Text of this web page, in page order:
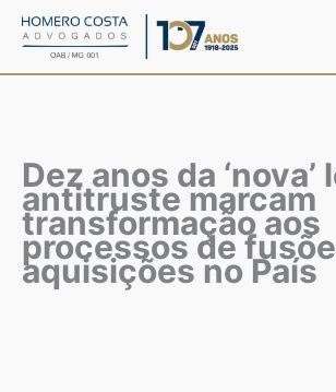
para
Dez anos da ‘nova’
antitruste marcam
transformação aos
processos de
aquisições no País